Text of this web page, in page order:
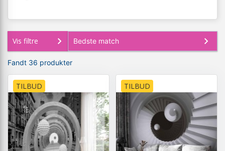
Vis filtre
Fandt 36 produkter
TILBUD TILBUD